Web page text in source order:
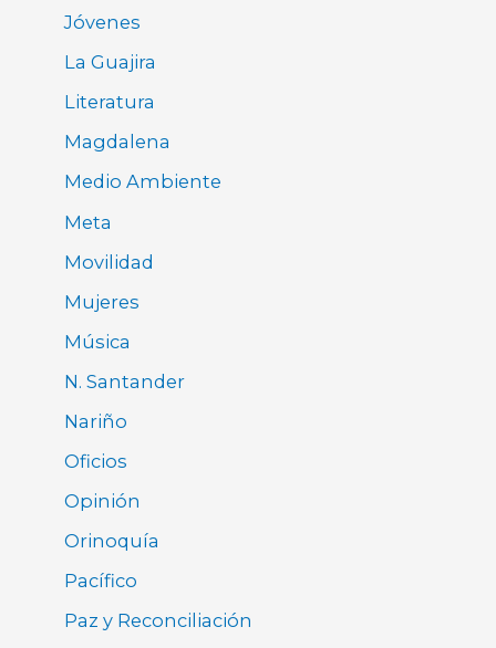
Jóvenes
La Guajira
Literatura
Magdalena
Medio Ambiente
Meta
Movilidad
Mujeres
Música
N. Santander
Nariño
Oficios
Opinión
Orinoquía
Pacífico
Paz y Reconciliación